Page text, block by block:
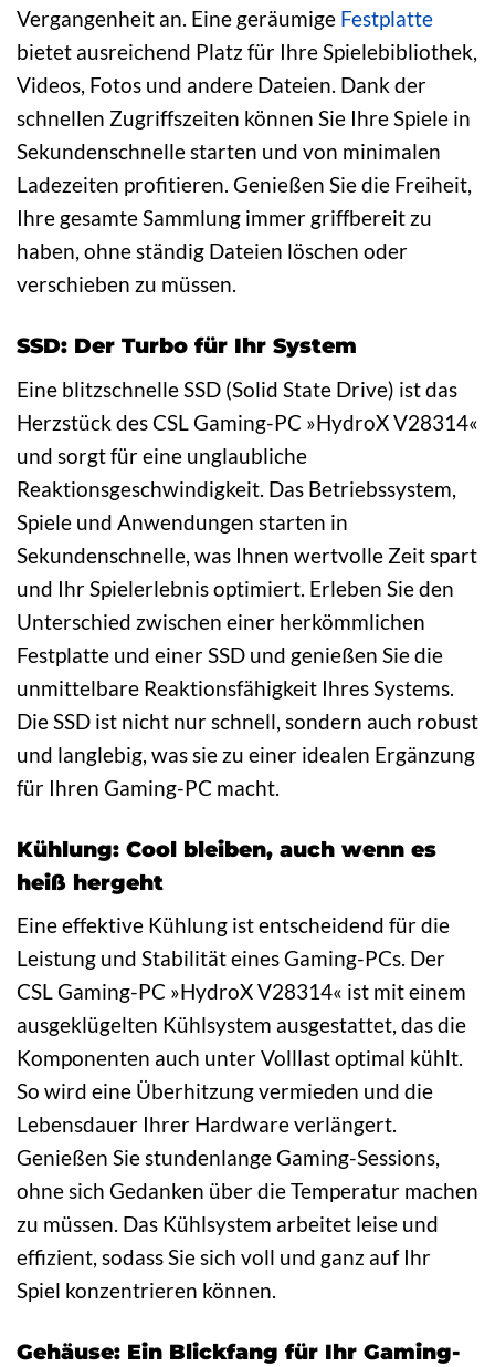
Vergangenheit an. Eine geräumige Festplatte
bietet ausreichend Platz für Ihre Spielebibliothek,
Videos, Fotos und andere Dateien. Dank der
schnellen Zugriffszeiten können Sie Ihre Spiele in
Sekundenschnelle starten und von minimalen
Ladezeiten profitieren. Genießen Sie die Freiheit,
Ihre gesamte Sammlung immer griffbereit zu
haben, ohne ständig Dateien löschen oder
verschieben zu müssen.
SSD: Der Turbo für Ihr System
Eine blitzschnelle SSD (Solid State Drive) ist das
Herzstück des CSL Gaming-PC »HydroX V28314«
und sorgt für eine unglaubliche
Reaktionsgeschwindigkeit. Das Betriebssystem,
Spiele und Anwendungen starten in
Sekundenschnelle, was Ihnen wertvolle Zeit spart
und Ihr Spielerlebnis optimiert. Erleben Sie den
Unterschied zwischen einer herkömmlichen
Festplatte und einer SSD und genießen Sie die
unmittelbare Reaktionsfähigkeit Ihres Systems.
Die SSD ist nicht nur schnell, sondern auch robust
und langlebig, was sie zu einer idealen Ergänzung
für Ihren Gaming-PC macht.
Kühlung: Cool bleiben, auch wenn es
heiß hergeht
Eine effektive Kühlung ist entscheidend für die
Leistung und Stabilität eines Gaming-PCs. Der
CSL Gaming-PC »HydroX V28314« ist mit einem
ausgeklügelten Kühlsystem ausgestattet, das die
Komponenten auch unter Volllast optimal kühlt.
So wird eine Überhitzung vermieden und die
Lebensdauer Ihrer Hardware verlängert.
Genießen Sie stundenlange Gaming-Sessions,
ohne sich Gedanken über die Temperatur machen
zu müssen. Das Kühlsystem arbeitet leise und
effizient, sodass Sie sich voll und ganz auf Ihr
Spiel konzentrieren können.
Gehäuse: Ein Blickfang für Ihr Gaming-